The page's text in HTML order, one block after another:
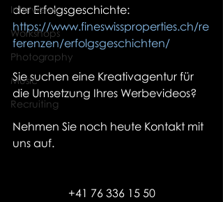
Interviews
Workshops
Photography
Music
Recruiting
der Erfolgsgeschichte:
https://www.fineswissproperties.ch/re
ferenzen/erfolgsgeschichten/
Sie suchen eine Kreativagentur für
die Umsetzung Ihres Werbevideos?
Nehmen Sie noch heute Kontakt mit
uns auf.
+41 76 336 15 50